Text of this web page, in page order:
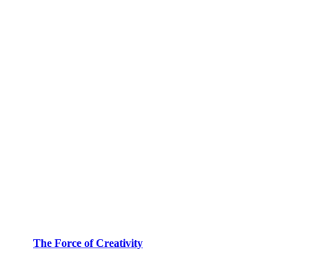
The Force of Creativity